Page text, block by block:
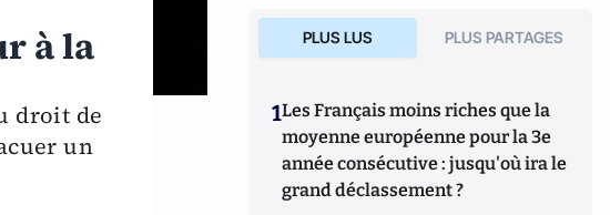
à la
droit de
un
PLUS LUS PLUS PARTAGES
1Les Français moins riches que la
moyenne européenne pour la 3e
année consécutive : jusqu'où ira le
grand déclassement ?